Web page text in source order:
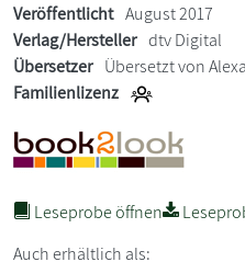
Veröffentlicht August 2017
Verlag/Hersteller dtv Digital
Übersetzer Übersetzt von
Familienlizenz
Leseprobe öffnen
Auch erhältlich als: